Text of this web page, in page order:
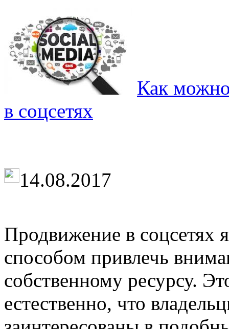
Как
в соцсетях
14.08.2017
Продвижение в соцсетях
способом привлечь
собственному ресурсу.
естественно, что